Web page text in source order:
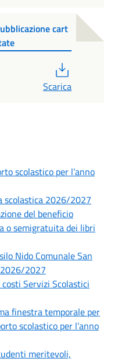
cart
Scarica
scolastico per l’anno
scolastica 2026/2027
del beneficio
o semigratuita dei libri
Nido Comunale San
2027
Servizi Scolastici
finestra temporale per
scolastico per l’anno
meritevoli,